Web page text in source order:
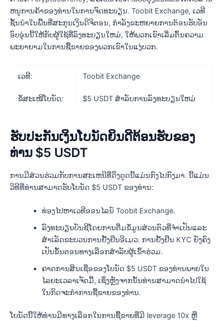
ຫນູ​ການ​ຄ້າ​ຂອງ​ທ່ານ​ໃນ​ການ​ຈົດ​ທະ​ບຽນ​. Toobit Exchange, ເວທີ
ຊັ້ນນໍາໃນພື້ນທີ່ສະກຸນເງິນດິຈິຕອນ, ກໍາລັງຂະຫຍາຍການຕ້ອນຮັບອັນ
ອົບອຸ່ນນີ້ໃຫ້ກັບຜູ້ໃຊ້ທີ່ລົງທະບຽນໃຫມ່, ໃຫ້ພວກເຂົາເລີ່ມຕົ້ນຄວາມ
ພະຍາຍາມໃນການຊື້ຂາຍຂອງພວກເຂົາໃນແງ່ບວກ.
ເວທີ: Toobit Exchange
ຂໍ້ສະເໜີໂບນັດ: $5 USDT ສໍາລັບການລົງທະບຽນໃຫມ່
ຮັບປະກັນເງິນໂບນັດຍິນດີຕ້ອນຮັບຂອງ
ທ່ານ $5 USDT
ການມີສ່ວນຮ່ວມກັບການສະເຫນີທີ່ດຶງດູດນີ້ແມ່ນກົງໄປກົງມາ. ນີ້ແມ່ນ
ວິທີທີ່ທ່ານສາມາດຮັບໂບນັດ $5 USDT ຂອງທ່ານ:
ທ່ອງໄປຫາເວທີອອນໄລນ໌ Toobit Exchange.
ລົງທະບຽນບັນຊີໂດຍການຕື່ມຂໍ້ມູນສ່ວນຕົວທີ່ຈໍາເປັນແລະ
ສໍາເລັດຂະບວນການຢັ້ງຢືນອີເມວ. ການຢັ້ງຢືນ KYC ຍັງຄົງ
ເປັນຂັ້ນຕອນທາງເລືອກສຳລັບຜູ້ເຂົ້າຮ່ວມ.
ຄາດການສິນເຊື່ອຂອງໂບນັດ $5 USDT ຂອງທ່ານພາຍໃນ
ໄລຍະເວລາເຈັດມື້, ເຊິ່ງຫຼັງຈາກນັ້ນທ່ານສາມາດນໍາໄປໃຊ້
ໃນກິດຈະກໍາການຊື້ຂາຍຂອງທ່ານ.
ໂບນັດນີ້ໃຫ້ທ່ານມີທາງເລືອກໃນການຊື້ຂາຍທີ່ມີ leverage 10x ຫຼື